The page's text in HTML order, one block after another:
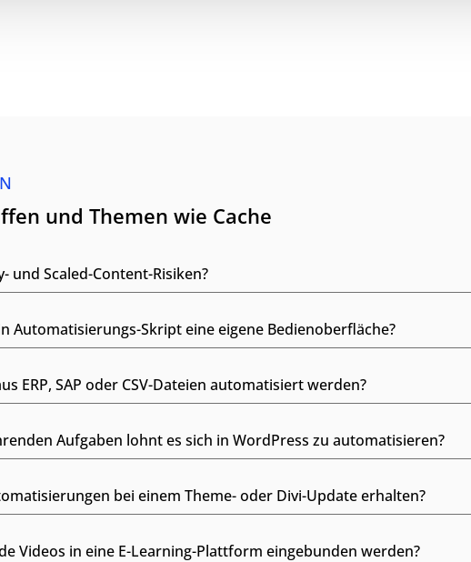
und Themen wie Cache
und Scaled-Content-Risiken?
Automatisierungs-Skript eine eigene Bedienoberfläche?
ERP, SAP oder CSV-Dateien automatisiert werden?
Aufgaben lohnt es sich in WordPress zu automatisieren?
bei einem Theme- oder Divi-Update erhalten?
Videos in eine E-Learning-Plattform eingebunden werden?